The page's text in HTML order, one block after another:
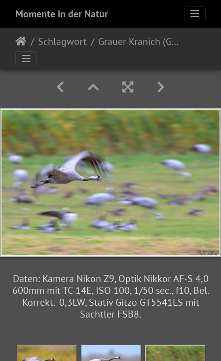
Momente in der Natur
Schlagwort Grauer Kranich (Grus grus)
Daten: Kamera Nikon Z9, Optik Nikkor AF-S 4,0
600mm mit TC-14E, ISO 100, 1/50 sec., f10, Bel.
Korrekt. -0,3LW, Stativ Gitzo GT5541LS mit
Sachtler FSB8.